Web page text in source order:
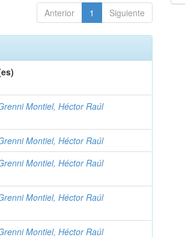
Anterior 1 Siguiente
Montiel, Héctor Raúl
Montiel, Héctor Raúl
Montiel, Héctor Raúl
Montiel, Héctor Raúl
Montiel, Héctor Raúl